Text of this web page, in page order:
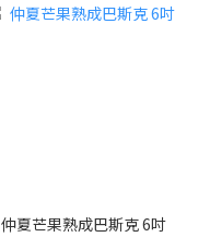
仲夏芒果熟成巴斯克 6吋